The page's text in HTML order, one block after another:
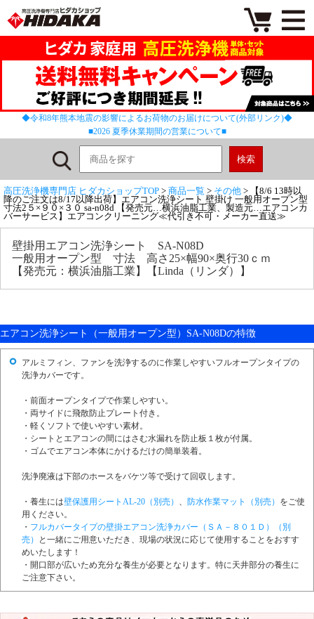
◆令和8年熊本地震の影響によるお荷物のお届けについて(外部リンク)◆
■2026 夏季休業期間の営業について■
高圧洗浄機専門店 ヒダカショップTOP > 商品一覧 > その他 > 【8/6 13時以
降のご注文は8/17以降出荷】エアコン洗浄シート 壁掛け 一般用オープン型
寸法2５×９０×３０ sa-n08d 【発売元…横浜油脂工業、製造元…エアコンカ
バーサービス】エアコンクリーニング≪代引き不可・メーカー直送≫
壁掛用エアコン洗浄シート SA-N08D
一般用オープン型 寸法 高さ25×幅90×奥行30ｃｍ
【発売元：横浜油脂工業】【Linda（リンダ）】
エアコン洗浄シート（一般用オープン型）SA-N08Dの特徴
アルミフィン、ファンを洗浄するのに作業しやすいフルオープンタイプの
洗浄カバーです。
・前面オープンタイプで作業しやすい。
・両サイドに飛散防止プレート付き。
・軽くソフトで使いやすい素材。
・シートとエアコンの間にはさむ水漏れを防止板１枚が付属。
・ゴムでエアコン本体にかけるだけの簡単装着。
洗浄廃液は下部のホースをバケツ等で受けて回収します。
・養生には壁保護用シートAL-20（別売） 、 防水作業マット（別売） をご使
用ください。
・ フルカバータイプの壁掛エアコン洗浄カバー（ＳＡ－８０１Ｄ）（別
売）
と一緒にご用意いただき、現場の状況に応じて使用することをおすす
めいたします！
・開口部が広いため充分な養生が必要となります。特に天井部分の養生に
ご注意下さい。